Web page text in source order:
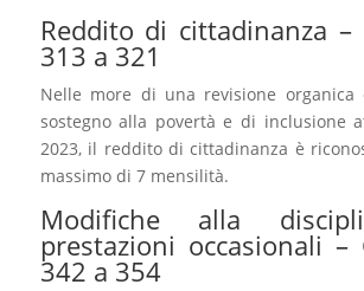
Reddito di cittadinanza –
313 a 321
Nelle more di una revisione
sostegno alla povertà e di inclusione
2023, il reddito di cittadinanza è
massimo di 7 mensilità.
Modifiche alla
prestazioni occasionali –
342 a 354